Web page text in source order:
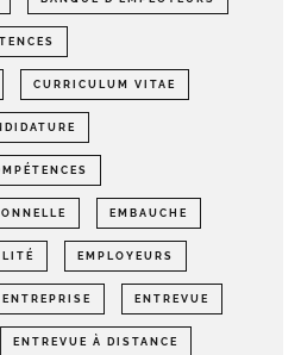
CURRICULUM VITAE
EMBAUCHE
EMPLOYEURS
ENTREPRISE ENTREVUE
ENTREVUE À DISTANCE